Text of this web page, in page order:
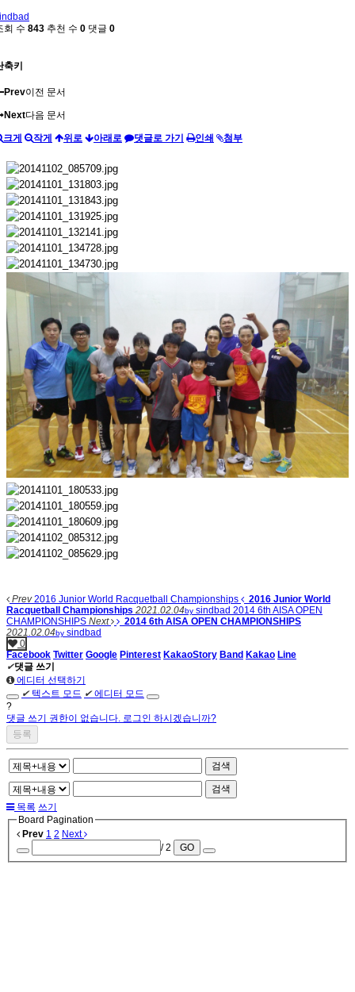
회 수 843 추천 수 0 댓글 0
축키
Prev이전 문서
Next다음 문서
크게 작게 위로 아래로 댓글로 가기 인쇄 첨부
Prev2016 Junior World Racquetball Championships
2016 Junior World
Racquetball Championships 2021.02.04by sindbad 2014 6th AISA OPEN
CHAMPIONSHIPS Next
2014 6th AISA OPEN CHAMPIONSHIPS
2021.02.04by sindbad
0
Facebook Twitter Google Pinterest KakaoStory Band Kakao Line
✔댓글 쓰기
에디터 선택하기
✔ 텍스트 모드 ✔에디터 모드
?
댓글 쓰기 권한이 없습니다. 로그인 하시겠습니까?
검색
검색
목록 쓰기
Board Pagination
Prev 1 2 Next
/ 2
GO